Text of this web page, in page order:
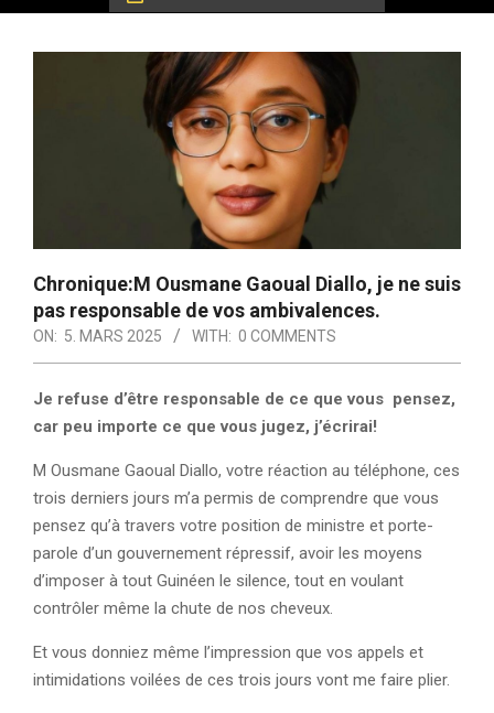
Chronique:M Ousmane Gaoual Diallo, je ne suis
pas responsable de vos ambivalences.
ON: 5. MARS 2025 WITH: 0 COMMENTS
Je refuse d’être responsable de ce que vous pensez,
car peu importe ce que vous jugez, j’écrirai!
M Ousmane Gaoual Diallo, votre réaction au téléphone, ces
trois derniers jours m’a permis de comprendre que vous
pensez qu’à travers votre position de ministre et porte-
parole d’un gouvernement répressif, avoir les moyens
d’imposer à tout Guinéen le silence, tout en voulant
contrôler même la chute de nos cheveux.
Et vous donniez même l’impression que vos appels et
intimidations voilées de ces trois jours vont me faire plier.